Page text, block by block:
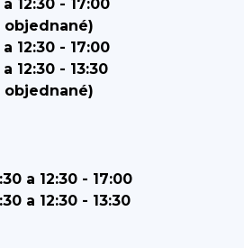
12:30 - 17:00
objednané)
12:30 - 17:00
12:30 - 13:30
objednané)
a 12:30 - 17:00
a 12:30 - 13:30